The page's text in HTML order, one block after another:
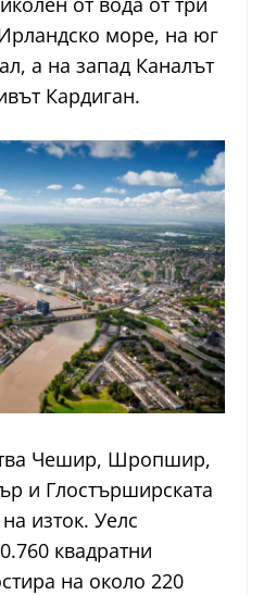
море, на юг
а на запад Каналът
Кардиган.
Чешир, Шропшир,
и Глостърширската
изток. Уелс
квадратни
на около 220